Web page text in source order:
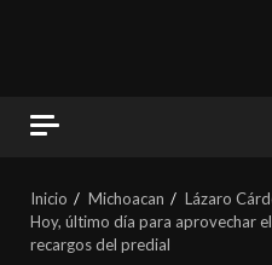
Inicio Michoacan
Lázaro
Hoy, último día para aprovechar
recargos del predial